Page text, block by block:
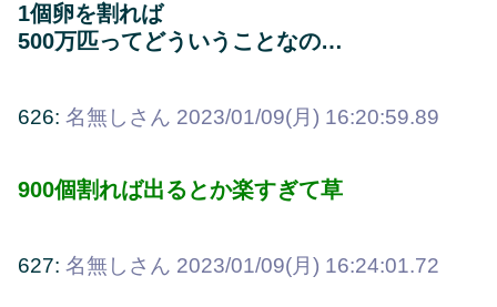
1個卵を割れば
500万匹ってどういうことなの…
626: 名無しさん 2023/01/09(月) 16:20:59.89
900個割れば出るとか楽すぎて草
627: 名無しさん 2023/01/09(月) 16:24:01.72